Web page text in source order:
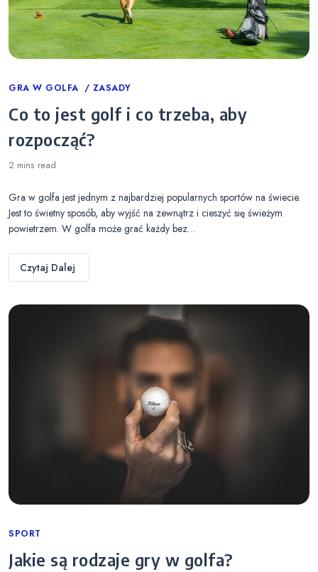
Categories
GRA W GOLFA ZASADY
Co to jest golf i co trzeba, aby
rozpocząć?
2 mins read
Gra w golfa jest jednym z najbardziej popularnych sportów na świecie.
Jest to świetny sposób, aby wyjść na zewnątrz i cieszyć się świeżym
powietrzem. W golfa może grać każdy bez…
Czytaj Dalej
Categories
SPORT
Jakie są rodzaje gry w golfa?